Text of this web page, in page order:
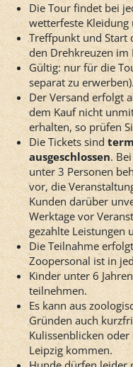
Die Tour findet bei
wetterfeste Kleidung
Treffpunkt und
den Drehkreuzen im
Gültig: nur für die
separat zu erwerben).
Der Versand erfolgt
dem Kauf nicht
erhalten, so prüfen
Die Tickets sind
ausgeschlossen.
unter 3 Personen
vor, die
Kunden darüber
Werktage vor
gezahlte Leistungen
Die Teilnahme
Zoopersonal ist in
Kinder unter 6
teilnehmen.
Es kann aus
Gründen auch
Kulissenblicken
Leipzig kommen.